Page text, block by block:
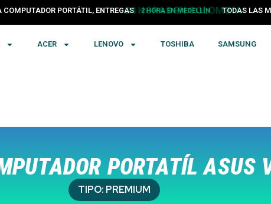
COMPUTADOR PORTÁTIL, ENTREGAS24 HORAS EN COLOMBIA TODAS LAS
ACER LENOVO TOSHIBA SAMSUNG
PORTATÍL ASUS
TIPO: PREMIUM